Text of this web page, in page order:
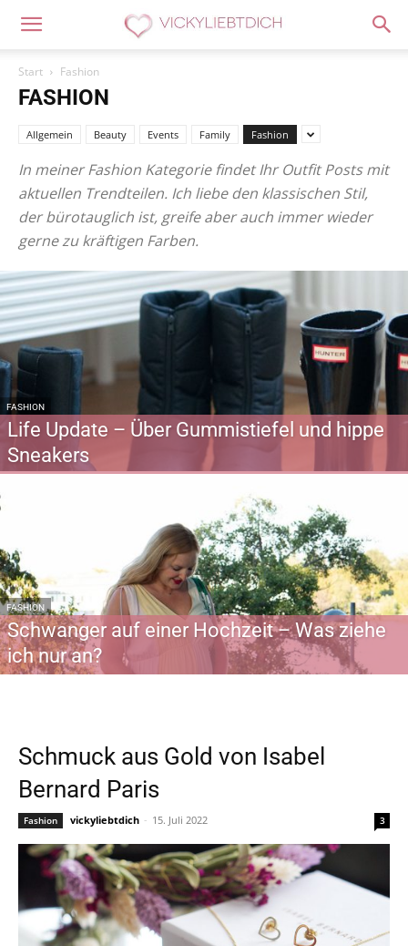
Start Fashion
FASHION
Allgemein Beauty Events Family Fashion
In meiner Fashion Kategorie findet Ihr Outfit Posts mit
aktuellen Trendteilen. Ich liebe den klassischen Stil,
der bürotauglich ist, greife aber auch immer wieder
gerne zu kräftigen Farben.
FASHION
Life Update – Über Gummistiefel und hippe
Sneakers
FASHION
Schwanger auf einer Hochzeit – Was ziehe
ich nur an?
Schmuck aus Gold von Isabel
Bernard Paris
Fashion vickyliebtdich - 15. Juli 2022 3